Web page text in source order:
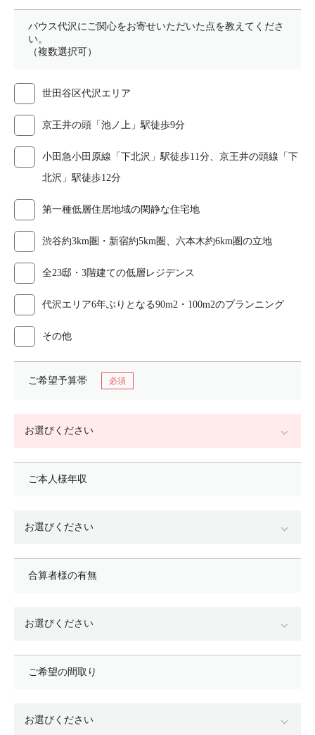
バウス代沢にご関心をお寄せいただいた点を教えてくださ
い。
（複数選択可）
世田谷区代沢エリア
京王井の頭「池ノ上」駅徒歩9分
小田急小田原線「下北沢」駅徒歩11分、京王井の頭線「下
北沢」駅徒歩12分
第一種低層住居地域の閑静な住宅地
渋谷約3km圏・新宿約5km圏、六本木約6km圏の立地
全23邸・3階建ての低層レジデンス
代沢エリア6年ぶりとなる90m2・100m2のプランニング
その他
ご希望予算帯
ご本人様年収
合算者様の有無
ご希望の間取り